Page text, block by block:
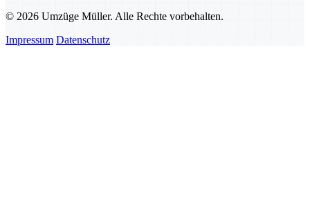
© 2026 Umzüge Müller. Alle Rechte vorbehalten.
Impressum Datenschutz